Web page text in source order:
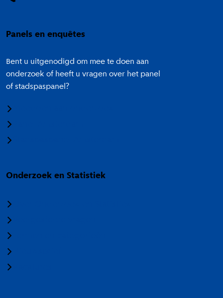
Panels en enquêtes
Bent u uitgenodigd om mee te doen aan
onderzoek of heeft u vragen over het panel
of stadspaspanel?
Onderzoek en Statistiek